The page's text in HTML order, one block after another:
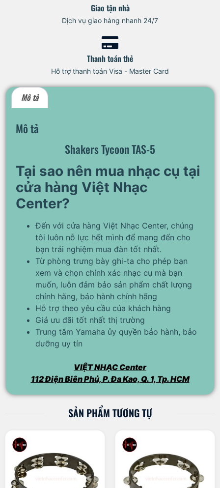
Giao tận nhà
Dịch vụ giao hàng nhanh 24/7
Thanh toán thẻ
Hỗ trợ thanh toán Visa - Master Card
Mô tả
Mô tả
Shakers Tycoon TAS-5
Tại sao nên mua nhạc cụ tại
cửa hàng Việt Nhạc
Center?
Đến với cửa hàng Việt Nhạc Center, chúng
tôi luôn nỗ lực hết mình để mang đến cho
bạn trải nghiệm mua đàn tốt nhất.
Từ phòng trưng bày ghi-ta cho phép bạn
xem và chọn chính xác nhạc cụ mà bạn
muốn, luôn đảm bảo sản phẩm chất lượng
chính hãng, bảo hành chính hãng
Hỗ trợ theo yêu cầu của khách hàng
Giá ưu đãi tốt nhất thị trường
Trung tâm Yamaha ủy quyền bảo hành, bảo
dưỡng uy tín
VIỆT NHẠC Center
112 Điện Biên Phủ, P. Đa Kao, Q. 1, Tp. HCM
SẢN PHẨM TƯƠNG TỰ